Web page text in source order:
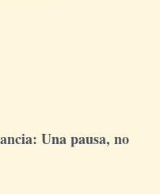
Una pausa, no